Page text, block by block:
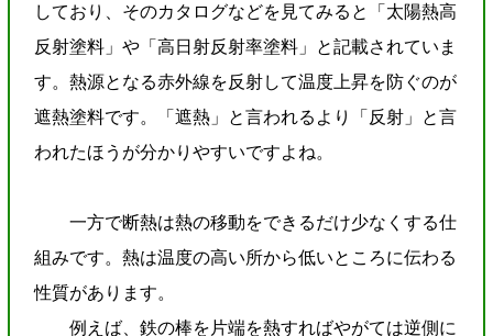
しており、そのカタログなどを見てみると「太陽熱高
反射塗料」や「高日射反射率塗料」と記載されていま
す。熱源となる赤外線を反射して温度上昇を防ぐのが
遮熱塗料です。「遮熱」と言われるより「反射」と言
われたほうが分かりやすいですよね。
一方で断熱は熱の移動をできるだけ少なくする仕
組みです。熱は温度の高い所から低いところに伝わる
性質があります。
例えば、鉄の棒を片端を熱すればやがては逆側に